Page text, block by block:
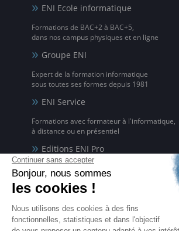
ENI Ecole informatique
Formations de BAC+2 à BAC+5,
dans nos campus physiques et en ligne
Groupe ENI
Expert de la formation informatique
sous toutes ses formes depuis 1981
ENI Service
Formations avec formateur à l'informatique,
à distance ou en présentiel
Editions ENI Pro
pour les organismes de formation
ENI elearning
La solution de formation à l'informatique en
disponible en 5 langues